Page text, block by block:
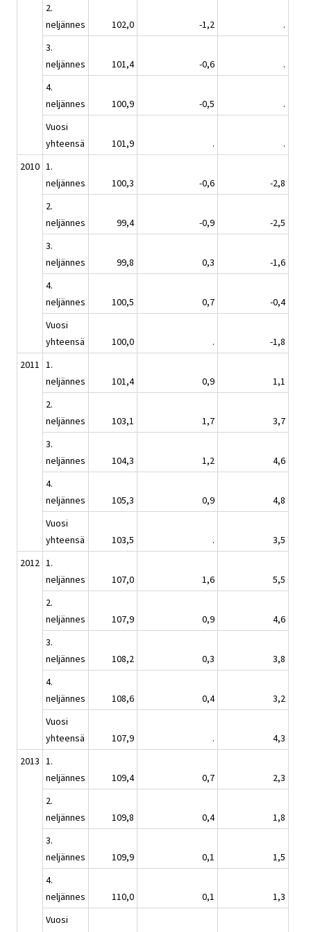
2.
neljännes
102,0 -1,2
.
3.
neljännes
101,4 -0,6
.
4.
neljännes
100,9 -0,5
.
Vuosi
yhteensä
101,9 .
.
2010 1.
neljännes
100,3 -0,6
-2,8
2.
neljännes
99,4 -0,9
-2,5
3.
neljännes
99,8 0,3
-1,6
4.
neljännes
100,5 0,7
-0,4
Vuosi
yhteensä
100,0 .
-1,8
2011 1.
neljännes
101,4 0,9
1,1
2.
neljännes
103,1 1,7
3,7
3.
neljännes
104,3 1,2
4,6
4.
neljännes
105,3 0,9
4,8
Vuosi
yhteensä
103,5 .
3,5
2012 1.
neljännes
107,0 1,6
5,5
2.
neljännes
107,9 0,9
4,6
3.
neljännes
108,2 0,3
3,8
4.
neljännes
108,6 0,4
3,2
Vuosi
yhteensä
107,9 .
4,3
2013 1.
neljännes
109,4 0,7
2,3
2.
neljännes
109,8 0,4
1,8
3.
neljännes
109,9 0,1
1,5
4.
neljännes
110,0 0,1
1,3
Vuosi